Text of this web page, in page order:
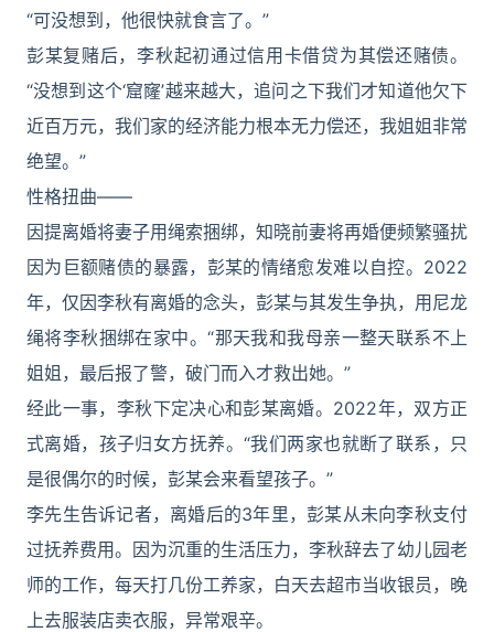
“可没想到，他很快就食言了。”
彭某复赌后，李秋起初通过信用卡借贷为其偿还赌债。
“没想到这个‘窟窿’越来越大，追问之下我们才知道他欠下
近百万元，我们家的经济能力根本无力偿还，我姐姐非常
绝望。”
性格扭曲——
因提离婚将妻子用绳索捆绑，知晓前妻将再婚便频繁骚扰
因为巨额赌债的暴露，彭某的情绪愈发难以自控。2022
年，仅因李秋有离婚的念头，彭某与其发生争执，用尼龙
绳将李秋捆绑在家中。“那天我和我母亲一整天联系不上
姐姐，最后报了警，破门而入才救出她。”
经此一事，李秋下定决心和彭某离婚。2022年，双方正
式离婚，孩子归女方抚养。“我们两家也就断了联系，只
是很偶尔的时候，彭某会来看望孩子。”
李先生告诉记者，离婚后的3年里，彭某从未向李秋支付
过抚养费用。因为沉重的生活压力，李秋辞去了幼儿园老
师的工作，每天打几份工养家，白天去超市当收银员，晚
上去服装店卖衣服，异常艰辛。